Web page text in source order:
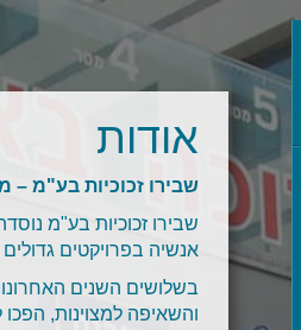
אודות
שבירו זכוכיות בע"מ – מעל 60 שנות מצוינות
אנשיה בפרויקטים
בשלושים השנים
והשאיפה למצוינות,